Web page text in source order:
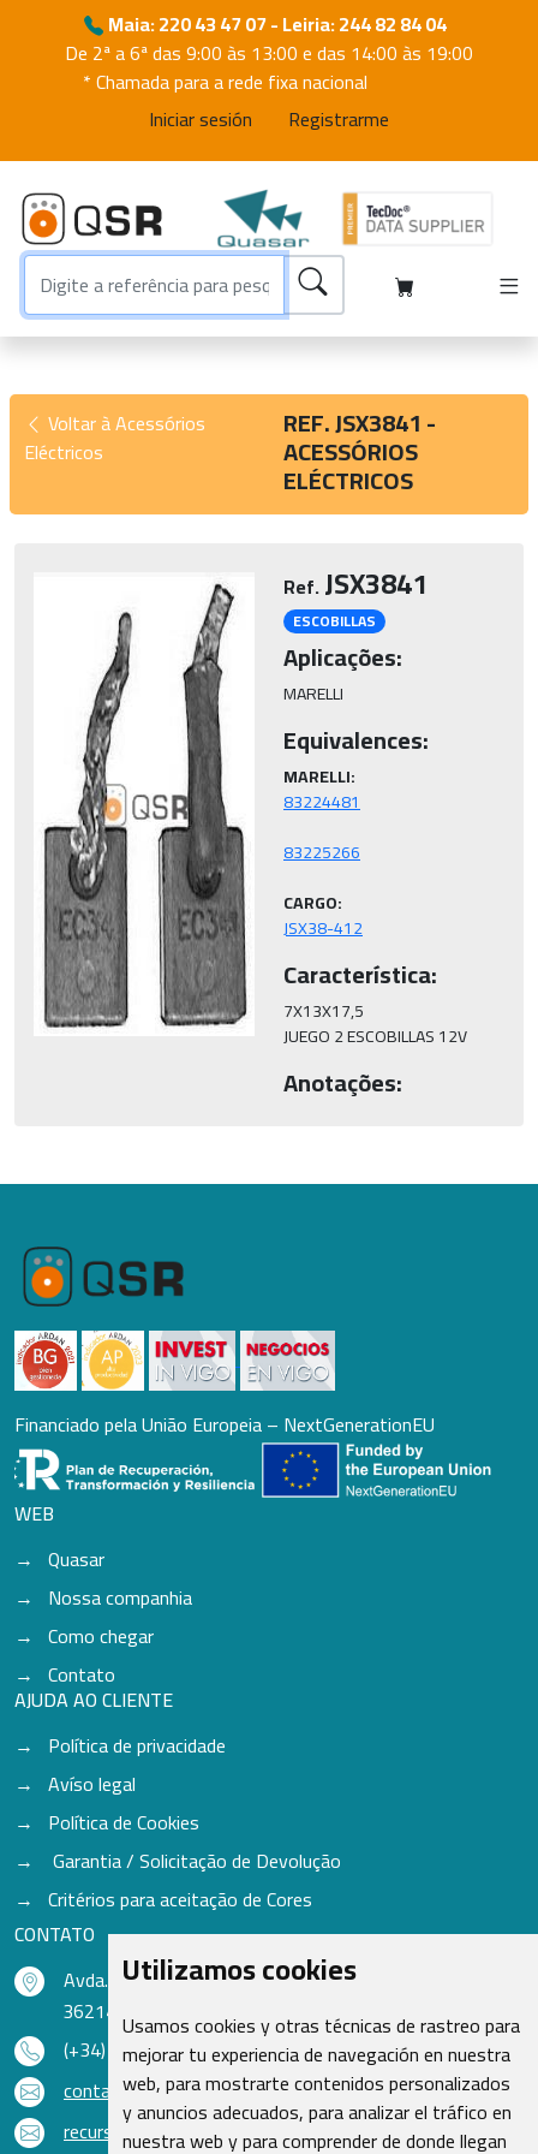
Utilizamos cookies
Usamos cookies y otras técnicas de rastreo para
mejorar tu experiencia de navegación en nuestra
web, para mostrarte contenidos personalizados
y anuncios adecuados, para analizar el tráfico en
nuestra web y para comprender de donde llegan
Maia: 220 43 47 07 - Leiria: 244 82 84 04
De 2ª a 6ª das 9:00 às 13:00 e das 14:00 às 19:00
* Chamada para a rede fixa nacional
Iniciar sesión
Registrarme
Voltar à Acessórios
Eléctricos
REF. JSX3841 -
ACESSÓRIOS
ELÉCTRICOS
Ref.JSX3841
ESCOBILLAS
Aplicações:
MARELLI
Equivalences:
MARELLI:
CARGO:
JSX38-412
Característica:
7X13X17,5
JUEGO 2 ESCOBILLAS 12V
Anotações:
Financiado pela União Europeia – NextGenerationEU
WEB
Quasar
Nossa companhia
Como chegar
Contato
AJUDA AO CLIENTE
Política de privacidade
Avíso legal
Política de Cookies
Garantia / Solicitação de Devolução
Critérios para aceitação de Cores
CONTATO
Avda. do Freixo - Sardoma, 13
36214 Vigo - Pontevedra - Espanha
(+34) 986 48 16 33
contacto@qsr.es
recursoshumanos@qsr.es